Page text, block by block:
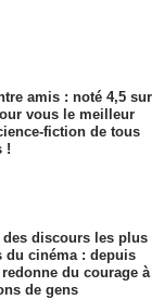
amis : noté 4,5 sur
vous le meilleur
fiction de tous
!
des discours les plus
du cinéma : depuis
du courage à
de gens